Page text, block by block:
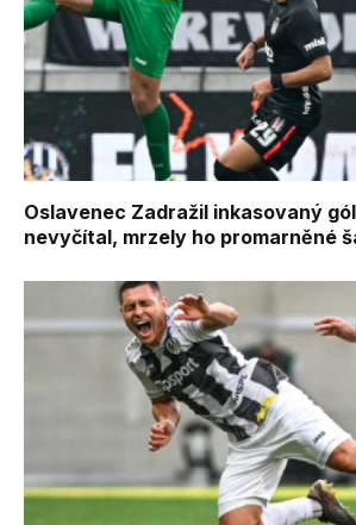
Oslavenec Zadražil inkasovaný
nevyčítal, mrzely ho promarněné